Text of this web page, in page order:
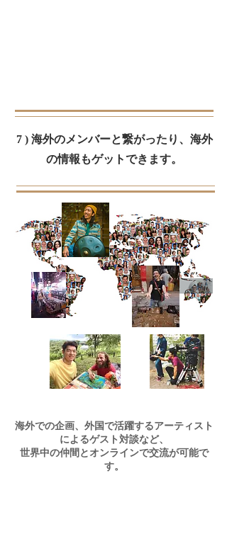
7 ) 海外のメンバーと繋がったり、海外
の情報もゲットできます。
海外での企画、外国で活躍するアーティスト
によるゲスト対談など、
世界中の仲間とオンラインで交流が可能で
す。